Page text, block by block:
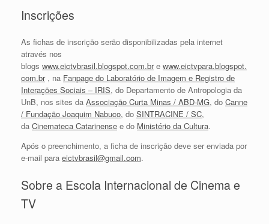
Inscrições
As fichas de inscrição serão disponibilizadas pela internet
através nos
blogs www.eictvbrasil.blogspot.com.bre www.eictvpara.blogspot.
com.br, na Fanpage do Laboratório de Imagem e Registro de
Interações Sociais – IRIS, do Departamento de Antropologia da
UnB, nos sites da Associação Curta Minas / ABD-MG, do Canne
/ Fundação Joaquim Nabuco, do SINTRACINE / SC,
da Cinemateca Catarinense e do Ministério da Cultura.
Após o preenchimento, a ficha de inscrição deve ser enviada por
e-mail para eictvbrasil@gmail.com.
Sobre a Escola Internacional de Cinema e
TV